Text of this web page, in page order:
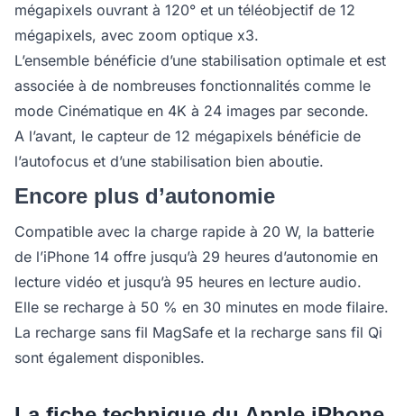
mégapixels ouvrant à 120° et un téléobjectif de 12
mégapixels, avec zoom optique x3.
L’ensemble bénéficie d’une stabilisation optimale et est
associée à de nombreuses fonctionnalités comme le
mode Cinématique en 4K à 24 images par seconde.
A l’avant, le capteur de 12 mégapixels bénéficie de
l’autofocus et d’une stabilisation bien aboutie.
Encore plus d’autonomie
Compatible avec la charge rapide à 20 W, la batterie
de l’iPhone 14 offre jusqu’à 29 heures d’autonomie en
lecture vidéo et jusqu’à 95 heures en lecture audio.
Elle se recharge à 50 % en 30 minutes en mode filaire.
La recharge sans fil MagSafe et la recharge sans fil Qi
sont également disponibles.